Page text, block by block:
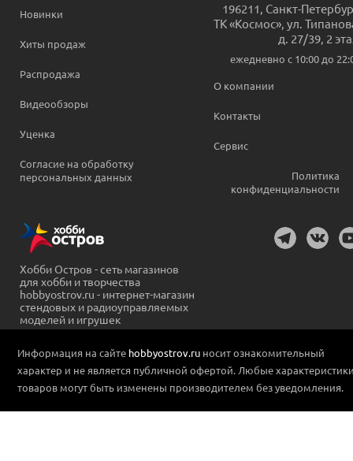
Новинки
Хиты продаж
Распродажа
Видеообзоры
Уценка
Согласие на обработку
персональных данных
196211, Санкт-
ТК «Космос», ул.
д. 27/39, 2
ежедневно c 10:00 до
О компании
Контакты
Сервис
Политика
конфиденциальности
Хобби Остров - сеть магазинов
для хобби и творчества
hobbyostrov.ru - интернет-магазин
стендовых и радиоуправляемых
моделей и игрушек
Информация на сайте hobbyostrov.ru носит ознакомительный
характер и не является публичной офертой. Любые
товаров могут быть изменены производителем без уведомления.